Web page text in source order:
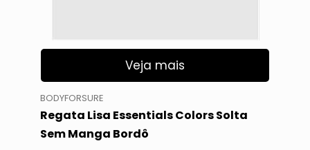
Veja mais
BODYFORSURE
Regata Lisa Essentials Colors Solta
Sem Manga Bordô